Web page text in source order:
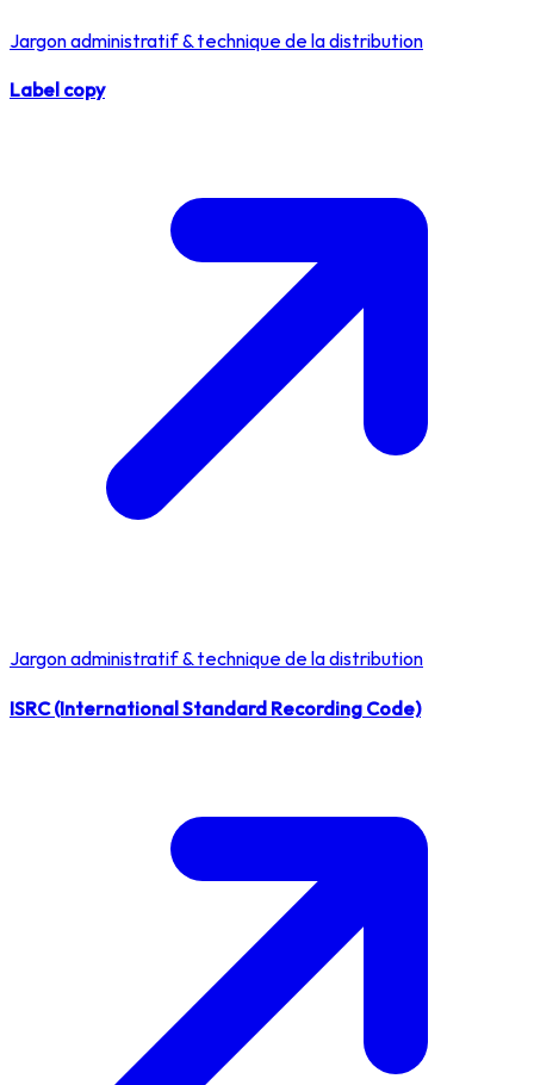
Jargon administratif & technique de la distribution
Label copy
Jargon administratif & technique de la distribution
ISRC (International Standard Recording Code)